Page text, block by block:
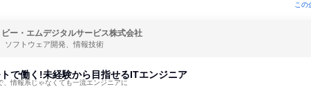
この
ビー・エムデジタルサービス株式会社
ソフトウェア開発、情報技術
トで働く!未経験から目指せるITエンジニア
、情報系じゃなくても一流エンジニアに